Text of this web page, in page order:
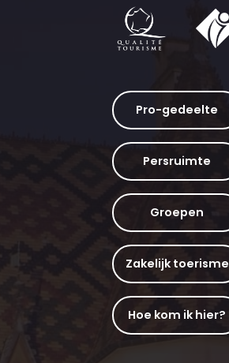
Pro-gedeelte
Persruimte
Groepen
Zakelijk toerisme
Hoe kom ik hier?